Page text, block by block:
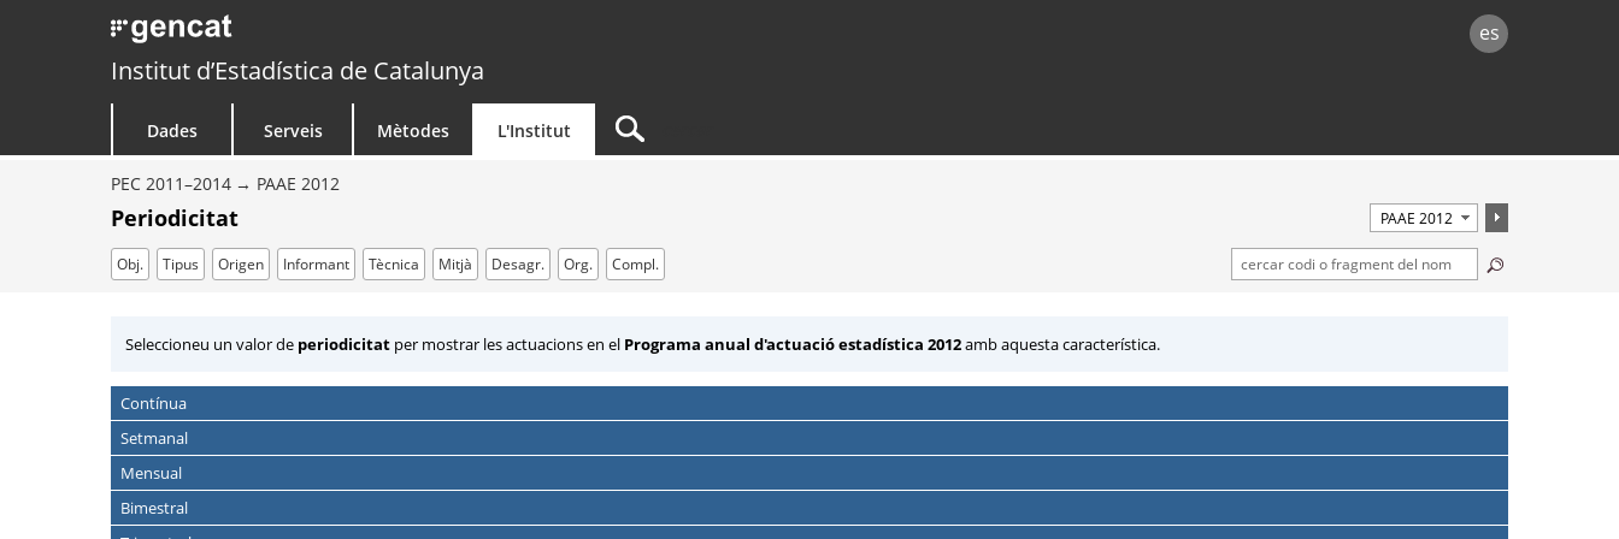
es
Institut d’Estadística de Catalunya
Dades Serveis Mètodes L'Institut
PEC 2011–2014 PAAE 2012
Periodicitat
Obj. Tipus Origen Informant Tècnica Mitjà Desagr. Org. Compl.
Seleccioneu un valor de periodicitat per mostrar les actuacions en el Programa anual d'actuació estadística 2012amb aquesta característica.
Contínua
Setmanal
Mensual
Bimestral